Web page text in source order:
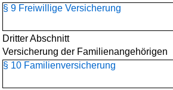
§ 9 Freiwillige Versicherung
Dritter Abschnitt
Versicherung der Familienangehörigen
§ 10 Familienversicherung